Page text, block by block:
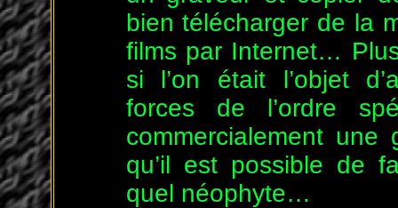
bien télécharger de la
films par Internet…
si l’on était l’objet
forces de l’ordre
commercialement
qu’il est possible de
quel néophyte…